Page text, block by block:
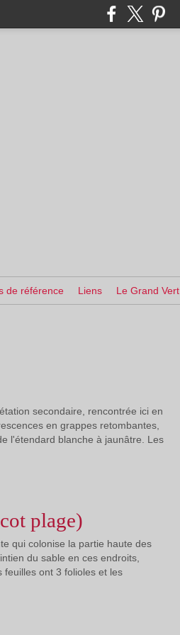
de référence Liens Le Grand Vert
secondaire, rencontrée ici en
en grappes retombantes,
l'étendard blanche à jaunâtre. Les
plage)
qui colonise la partie haute des
du sable en ces endroits,
feuilles ont 3 folioles et les